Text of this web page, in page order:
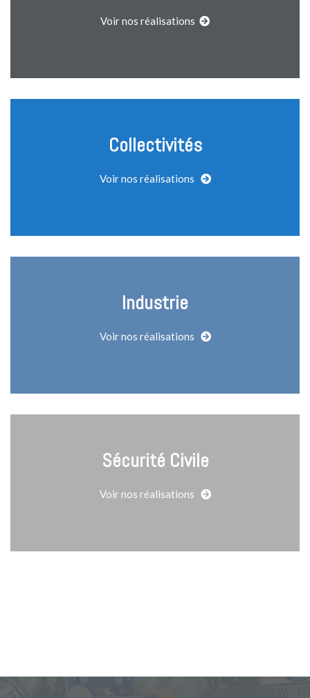
Voir nos réalisations
Collectivités
Voir nos réalisations
Industrie
Voir nos réalisations
Sécurité Civile
Voir nos réalisations